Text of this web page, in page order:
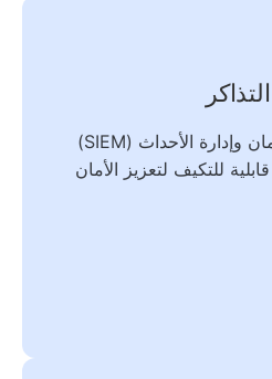
تعد أنظمة معلومات الأمان وإدارة الأحداث (SIEM)
للتكيف لتعزيز الأمان